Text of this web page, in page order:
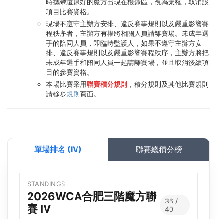
項目比賽資格。
現場不遵守主辦方安排、違反賽事規則以及嚴重影響賽
程秩序者，主辦方有權將相關人員請離賽場。未成年選
手的陪同人員，即臨時監護人，如果不遵守主辦方安
排、違反賽事規則以及嚴重影響賽程秩序，主辦方將把
未成年選手和陪同人員一起請離賽場，並且取消後續項
目的參賽資格。
本場比賽采用聯賽積分規則 ，積分規則及其他比賽規則
請移步規則頁面。
單場排名 (IV) 聯賽總積分榜
STANDINGS
2026WCA合肥三階魔方聯
賽 IV
36 /
40